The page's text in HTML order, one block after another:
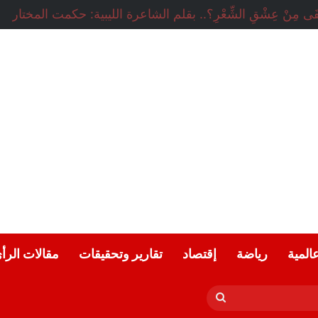
شوقي يكتب : هل ماحدث في دمياط كان استنساخاً لتفجير
رياضة إقتصاد تقارير وتحقيقات مقالات
بحث